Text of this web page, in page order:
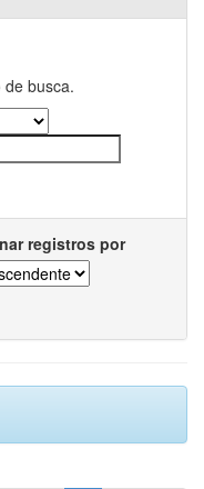
busca.
registros por